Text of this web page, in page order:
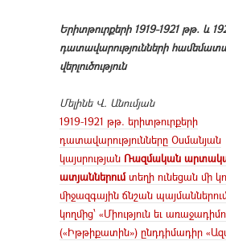
Երիտթուրքերի 1919-1921 թթ. և
դատավարությունների
վերլուծություն
Մելինե Վ. Անումյան
1919-1921 թթ. երիտթուրքերի
դատավարությունները Օսմանյան
կայսրության Ռազմական
ատյաններում տեղի ունեցան մի
միջազգային ճնշան
կողմից՝ «Միություն եւ
(«Իթթիքատին») ընդդիմադիր